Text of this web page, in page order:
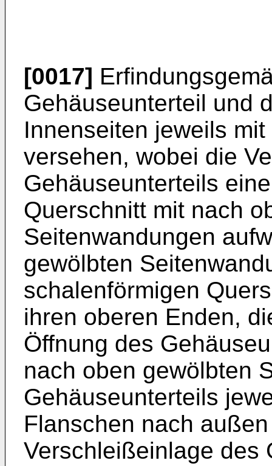
[0017]
Gehäuseunterteil und
Innenseiten jeweils
versehen, wobei die
Gehäuseunterteils
Querschnitt mit nach
Seitenwandungen
gewölbten
schalenförmigen
ihren oberen Enden,
Öffnung des
nach oben gewölbten
Gehäuseunterteils
Flanschen nach
Verschleißeinlage des